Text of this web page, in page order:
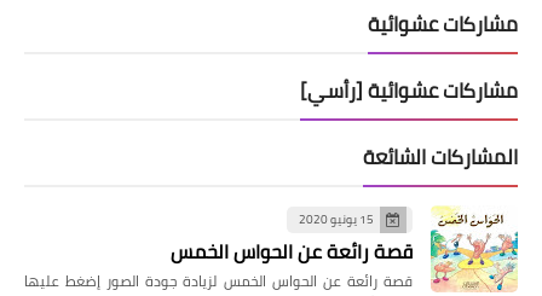
مشاركات عشوائية
مشاركات عشوائية [رأسي]
المشاركات الشائعة
15 يونيو 2020
قصة رائعة عن الحواس الخمس
قصة رائعة عن الحواس الخمس لزيادة جودة الصور إضغط عليها